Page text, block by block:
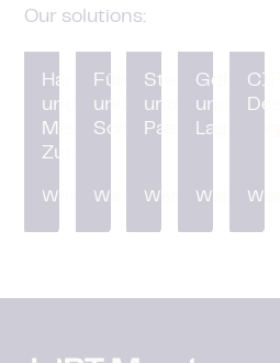
Our solutions:
Handhabung
und
Mischen von
Zutaten
Weiterlesen
Füllen
und
Schließen
Weiterlesen
Sterilisation
und
Pasteurisierung
Weiterlesen
Gefäße
und
Lagerung